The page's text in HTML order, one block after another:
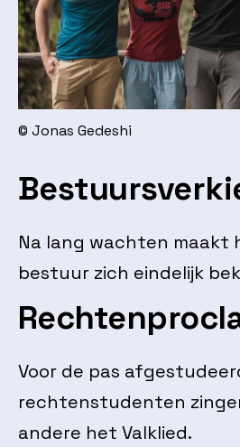
© Jonas Gedeshi
Na lang wachten maakt
bestuur zich eindelijk
Voor de pas
rechtenstudenten
andere het Valklied.